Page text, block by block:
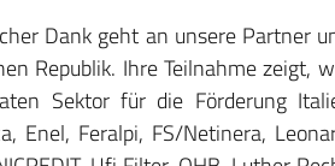
Dank geht an unsere Partner
Republik. Ihre Teilnahme
Sektor für die Förderung
Enel, Feralpi, FS/Netinera,